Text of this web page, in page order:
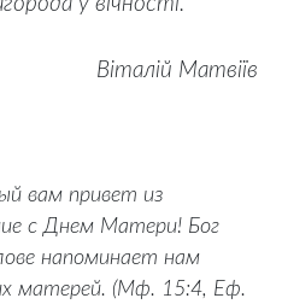
Віталій Матвіїв
вам привет из
с Днем Матери! Бог
напоминает нам
матерей. (Мф. 15:4, Еф.